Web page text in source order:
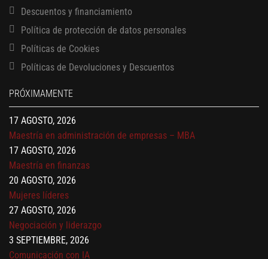
Descuentos y financiamiento
Política de protección de datos personales
Políticas de Cookies
Políticas de Devoluciones y Descuentos
PRÓXIMAMENTE
Finanzas para no financieros
17 AGOSTO, 2026
17 AGOSTO, 2026
Maestría en administración de empresas – MBA
17 AGOSTO, 2026
Maestría en finanzas
20 AGOSTO, 2026
Mujeres líderes
27 AGOSTO, 2026
Negociación y liderazgo
3 SEPTIEMBRE, 2026
Comunicación con IA